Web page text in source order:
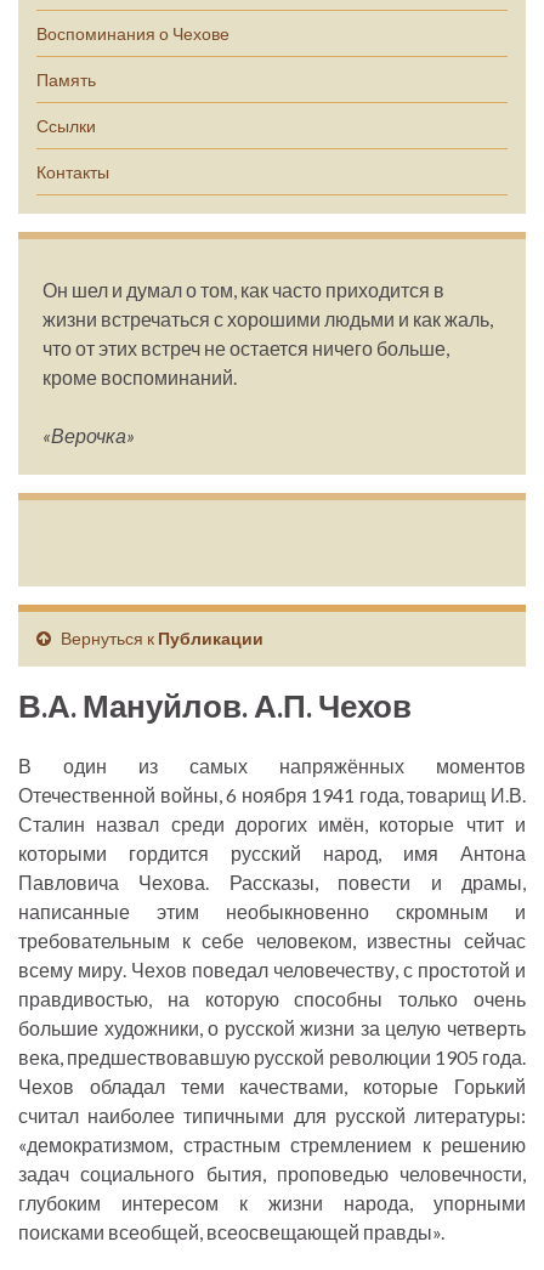
Воспоминания о Чехове
Память
Ссылки
Контакты
Он шел и думал о том, как часто приходится в
жизни встречаться с хорошими людьми и как жаль,
что от этих встреч не остается ничего больше,
кроме воспоминаний.
«Верочка»
Вернуться к Публикации
В.А. Мануйлов. А.П. Чехов
В один из самых напряжённых моментов
Отечественной войны, 6 ноября 1941 года, товарищ И.В.
Сталин назвал среди дорогих имён, которые чтит и
которыми гордится русский народ, имя Антона
Павловича Чехова. Рассказы, повести и драмы,
написанные этим необыкновенно скромным и
требовательным к себе человеком, известны сейчас
всему миру. Чехов поведал человечеству, с простотой и
правдивостью, на которую способны только очень
большие художники, о русской жизни за целую четверть
века, предшествовавшую русской революции 1905 года.
Чехов обладал теми качествами, которые Горький
считал наиболее типичными для русской литературы:
«демократизмом, страстным стремлением к решению
задач социального бытия, проповедью человечности,
глубоким интересом к жизни народа, упорными
поисками всеобщей, всеосвещающей правды».